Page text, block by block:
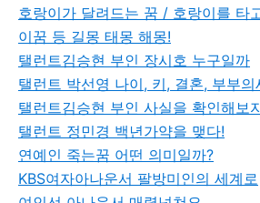
호랑이가 달려드는 꿈 / 호랑이를 타
이꿈 등 길몽 태몽 해몽!
탤런트김승현 부인 장시호 누구일까
탤런트 박선영 나이, 키, 결혼, 부부의
탤런트김승현 부인 사실을 확인해보
탤런트 정민경 백년가약을 맺다!
연예인 죽는꿈 어떤 의미일까?
KBS여자아나운서 팔방미인의 세계로